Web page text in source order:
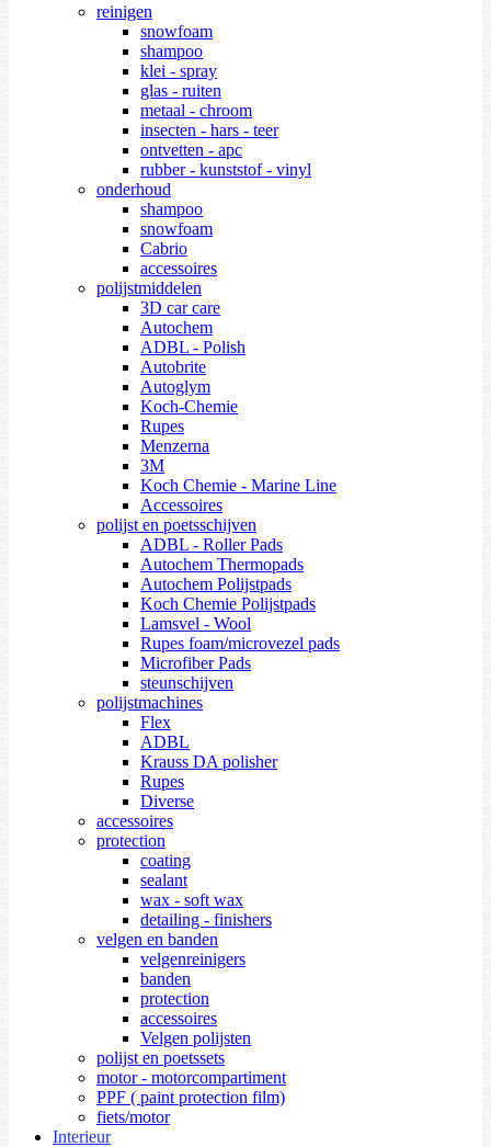
reinigen
snowfoam
shampoo
klei - spray
glas - ruiten
metaal - chroom
insecten - hars - teer
ontvetten - apc
rubber - kunststof - vinyl
onderhoud
shampoo
snowfoam
Cabrio
accessoires
polijstmiddelen
3D car care
Autochem
ADBL - Polish
Autobrite
Autoglym
Koch-Chemie
Rupes
Menzerna
3M
Koch Chemie - Marine Line
Accessoires
polijst en poetsschijven
ADBL - Roller Pads
Autochem Thermopads
Autochem Polijstpads
Koch Chemie Polijstpads
Lamsvel - Wool
Rupes foam/microvezel pads
Microfiber Pads
steunschijven
polijstmachines
Flex
ADBL
Krauss DA polisher
Rupes
Diverse
accessoires
protection
coating
sealant
wax - soft wax
detailing - finishers
velgen en banden
velgenreinigers
banden
protection
accessoires
Velgen polijsten
polijst en poetssets
motor - motorcompartiment
PPF ( paint protection film)
fiets/motor
Interieur